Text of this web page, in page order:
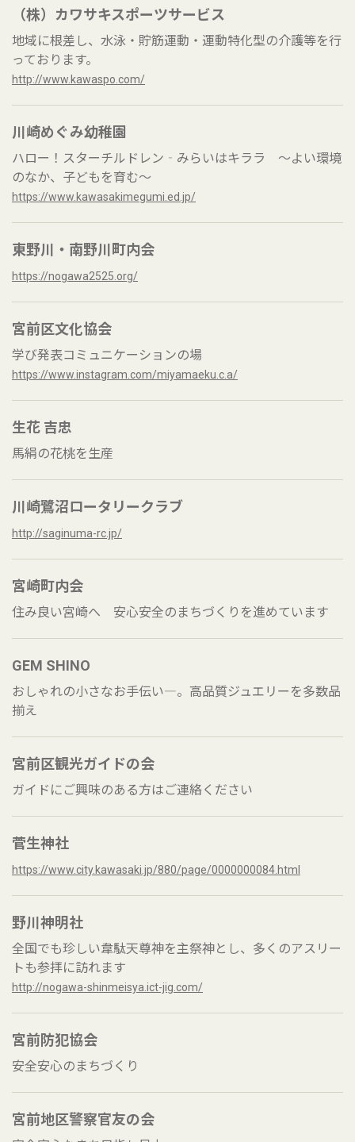
（株）カワサキスポーツサービス
地域に根差し、水泳・貯筋運動・運動特化型の介護等を行
っております。
http://www.kawaspo.com/
川崎めぐみ幼稚園
ハロー！スターチルドレン‐みらいはキララ ～よい環境
のなか、子どもを育む～
https://www.kawasakimegumi.ed.jp/
東野川・南野川町内会
https://nogawa2525.org/
宮前区文化協会
学び発表コミュニケーションの場
https://www.instagram.com/miyamaeku.c.a/
生花 吉忠
馬絹の花桃を生産
川崎鷺沼ロータリークラブ
http://saginuma-rc.jp/
宮崎町内会
住み良い宮崎へ 安心安全のまちづくりを進めています
GEM SHINO
おしゃれの小さなお手伝い―。高品質ジュエリーを多数品
揃え
宮前区観光ガイドの会
ガイドにご興味のある方はご連絡ください
菅生神社
https://www.city.kawasaki.jp/880/page/0000000084.html
野川神明社
全国でも珍しい韋駄天尊神を主祭神とし、多くのアスリー
トも参拝に訪れます
http://nogawa-shinmeisya.ict-jig.com/
宮前防犯協会
安全安心のまちづくり
宮前地区警察官友の会